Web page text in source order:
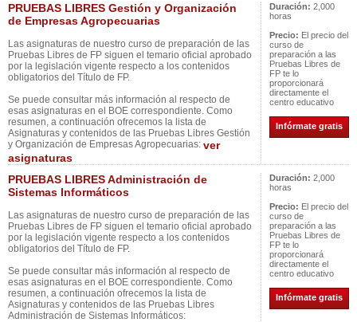
PRUEBAS LIBRES Gestión y Organización
de Empresas Agropecuarias
Las asignaturas de nuestro curso de preparación de las
Pruebas Libres de FP siguen el temario oficial aprobado
por la legislación vigente respecto a los contenidos
obligatorios del Título de FP.
Se puede consultar más información al respecto de
esas asignaturas en el BOE correspondiente. Como
resumen, a continuación ofrecemos la lista de
Asignaturas y contenidos de las Pruebas Libres Gestión
y Organización de Empresas Agropecuarias: ver
asignaturas
Duración: 2,000
horas
Precio: El precio del
curso de
preparación a las
Pruebas Libres de
FP te lo
proporcionará
directamente el
centro educativo
Infórmate gratis
PRUEBAS LIBRES Administración de
Sistemas Informáticos
Las asignaturas de nuestro curso de preparación de las
Pruebas Libres de FP siguen el temario oficial aprobado
por la legislación vigente respecto a los contenidos
obligatorios del Título de FP.
Se puede consultar más información al respecto de
esas asignaturas en el BOE correspondiente. Como
resumen, a continuación ofrecemos la lista de
Asignaturas y contenidos de las Pruebas Libres
Administración de Sistemas Informáticos:
Duración: 2,000
horas
Precio: El precio del
curso de
preparación a las
Pruebas Libres de
FP te lo
proporcionará
directamente el
centro educativo
Infórmate gratis